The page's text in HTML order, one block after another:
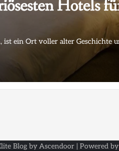
Hotels
ist ein Ort voller alter Geschichte
Blog by Ascendoor | Powered by